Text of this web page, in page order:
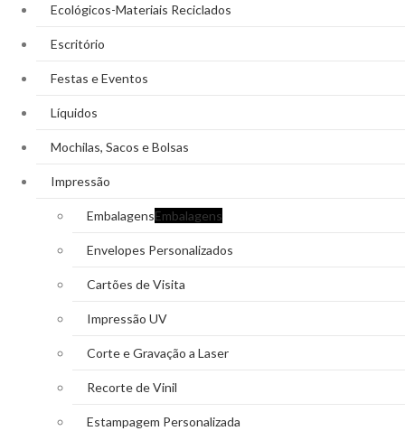
Ecológicos-Materiais Reciclados
Escritório
Festas e Eventos
Líquidos
Mochilas, Sacos e Bolsas
Impressão
EmbalagensEmbalagens
Envelopes Personalizados
Cartões de Visita
Impressão UV
Corte e Gravação a Laser
Recorte de Vinil
Estampagem Personalizada